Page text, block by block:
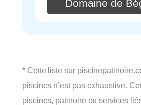
Domaine de
* Cette liste sur
piscines n’est pas exhaustive.
piscines, patinoire ou services